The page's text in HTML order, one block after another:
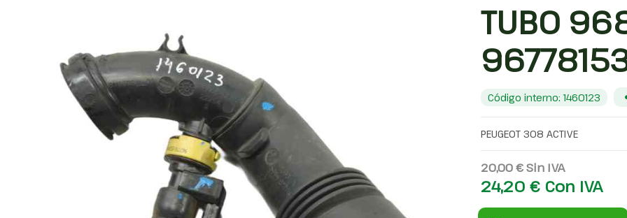
TUBO
Código interno: 1460123
PEUGEOT 308 ACTIVE
20,00 €Sin IVA
24,20 € Con IVA